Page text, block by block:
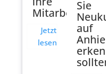
Mitarbeiter
Jetzt
lesen
Sie
auf